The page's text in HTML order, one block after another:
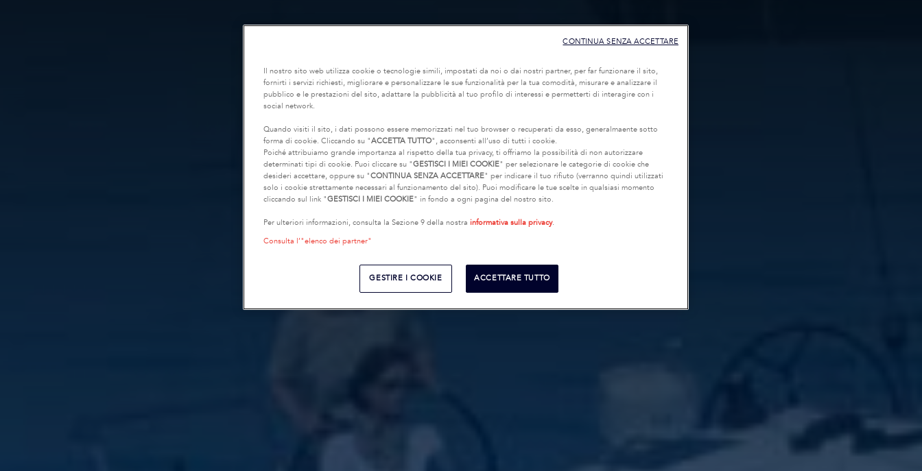
Il nostro sito web utilizza cookie o tecnologie simili, impostati da noi o dai nostri partner, per far funzionare il sito,
fornirti i servizi richiesti, migliorare e personalizzare le sue funzionalità per la tua comodità, misurare e analizzare il
pubblico e le prestazioni del sito, adattare la pubblicità al tuo profilo di interessi e permetterti di interagire con i
social network.
Quando visiti il sito, i dati possono essere memorizzati nel tuo browser o recuperati da esso, generalmaente sotto
forma di cookie. Cliccando su "ACCETTA TUTTO", acconsenti all’uso di tutti i cookie.
Poiché attribuiamo grande importanza al rispetto della tua privacy, ti offriamo la possibilità di non autorizzare
determinati tipi di cookie. Puoi cliccare su "GESTISCI I MIEI COOKIE" per selezionare le categorie di cookie che
desideri accettare, oppure su "CONTINUA SENZA ACCETTARE" per indicare il tuo rifiuto (verranno quindi utilizzati
solo i cookie strettamente necessari al funzionamento del sito). Puoi modificare le tue scelte in qualsiasi momento
cliccando sul link "GESTISCI I MIEI COOKIE" in fondo a ogni pagina del nostro sito.
Per ulteriori informazioni, consulta la Sezione 9 della nostra informativa sulla privacy.
Consulta l’"elenco dei partner"
GESTIRE I COOKIE ACCETTARE TUTTO
CONTINUA SENZA ACCETTARE